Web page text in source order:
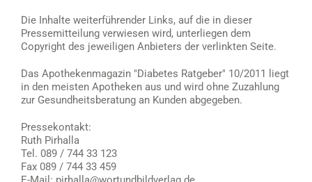
Die Inhalte weiterführender Links, auf die in dieser
Pressemitteilung verwiesen wird, unterliegen dem
Copyright des jeweiligen Anbieters der verlinkten Seite.
Das Apothekenmagazin "Diabetes Ratgeber" 10/2011 liegt
in den meisten Apotheken aus und wird ohne Zuzahlung
zur Gesundheitsberatung an Kunden abgegeben.
Pressekontakt:
Ruth Pirhalla
Tel. 089 / 744 33 123
Fax 089 / 744 33 459